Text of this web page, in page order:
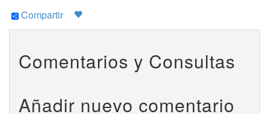
Compartir
Comentarios y Consultas
Añadir nuevo comentario